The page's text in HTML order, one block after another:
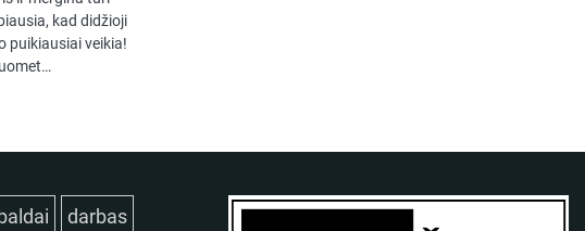
kad didžioji
puikiausiai veikia!
baldai darbas